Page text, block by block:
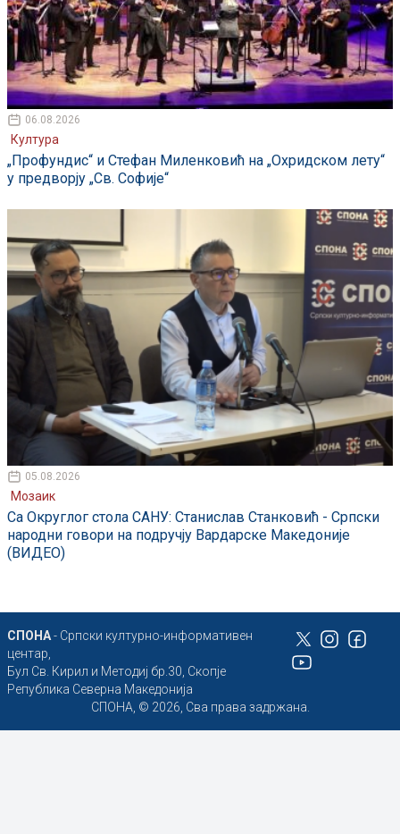
06.08.2026
Култура
„Профундис“ и Стефан Миленковић на „Охридском лету“
у предворју „Св. Софије“
05.08.2026
Мозаик
Са Округлог стола САНУ: Станислав Станковић - Српски
народни говори на подручју Вардарске Македоније
(ВИДЕО)
СПОНА- Српски културно-информативен
центар,
Бул Св. Кирил и Методиј бр.30, Скопје
Република Северна Македонија
СПОНА, © 2026, Сва права задржана.